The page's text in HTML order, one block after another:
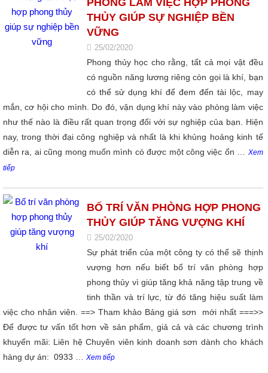
PHÒNG LÀM VIỆC HỢP PHONG
THỦY GIÚP SỰ NGHIỆP BỀN
VỮNG
25/02/2020
Phong thủy học cho rằng, tất cả mọi vật đều
có nguồn năng lương riêng còn gọi là khí, bạn
có thể sử dụng khí để đem đến tài lộc, may
mắn, cơ hội cho mình. Do đó, vận dụng khí này vào phòng làm việc
như thế nào là điều rất quan trọng đối với sự nghiệp của bạn. Hiện
nay, trong thời đại công nghiệp và nhất là khi khủng hoảng kinh tế
diễn ra, ai cũng mong muốn mình có được một công việc ổn …
Xem
tiếp
BỐ TRÍ VĂN PHÒNG HỢP PHONG
THỦY GIÚP TĂNG VƯỢNG KHÍ
25/02/2020
Sự phát triển của một công ty có thể sẽ thịnh
vượng hơn nếu biết bố trí văn phòng hợp
phong thủy vì giúp tăng khả năng tập trung về
tinh thần và trí lực, từ đó tăng hiệu suất làm
việc cho nhân viên. ==> Tham khảo Bảng giá sơn mới nhất ===>>
Để được tư vấn tốt hơn về sản phẩm, giả cả và các chương trình
khuyến mãi: Liên hệ Chuyên viên kinh doanh sơn dành cho khách
hàng dự án: 0933 … Xem tiếp